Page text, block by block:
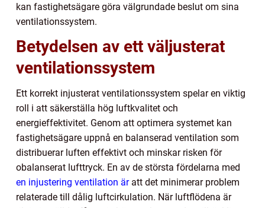
kan fastighetsägare göra välgrundade beslut om sina
ventilationssystem.
Betydelsen av ett väljusterat
ventilationssystem
Ett korrekt injusterat ventilationssystem spelar en viktig
roll i att säkerställa hög luftkvalitet och
energieffektivitet. Genom att optimera systemet kan
fastighetsägare uppnå en balanserad ventilation som
distribuerar luften effektivt och minskar risken för
obalanserat lufttryck. En av de största fördelarna med
en injustering ventilation äratt det minimerar problem
relaterade till dålig luftcirkulation. När luftflödena är